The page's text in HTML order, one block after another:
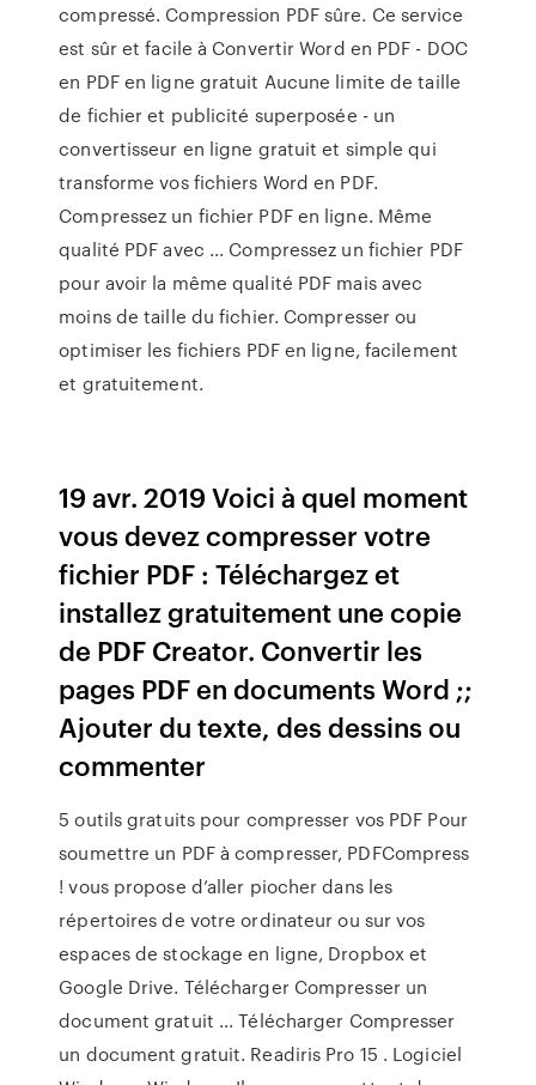
compressé. Compression PDF sûre. Ce service
est sûr et facile à Convertir Word en PDF - DOC
en PDF en ligne gratuit Aucune limite de taille
de fichier et publicité superposée - un
convertisseur en ligne gratuit et simple qui
transforme vos fichiers Word en PDF.
Compressez un fichier PDF en ligne. Même
qualité PDF avec ... Compressez un fichier PDF
pour avoir la même qualité PDF mais avec
moins de taille du fichier. Compresser ou
optimiser les fichiers PDF en ligne, facilement
et gratuitement.
19 avr. 2019 Voici à quel moment
vous devez compresser votre
fichier PDF : Téléchargez et
installez gratuitement une copie
de PDF Creator. Convertir les
pages PDF en documents Word ;;
Ajouter du texte, des dessins ou
commenter
5 outils gratuits pour compresser vos PDF Pour
soumettre un PDF à compresser, PDFCompress
! vous propose d’aller piocher dans les
répertoires de votre ordinateur ou sur vos
espaces de stockage en ligne, Dropbox et
Google Drive. Télécharger Compresser un
document gratuit ... Télécharger Compresser
un document gratuit. Readiris Pro 15 . Logiciel